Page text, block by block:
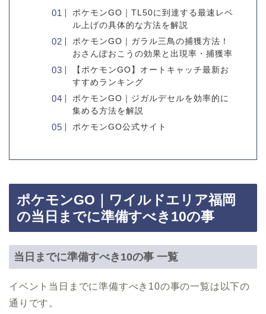
ポケモンGO｜TL50に到達する最速レベ
ル上げの具体的な方法を解説
ポケモンGO｜ガラル三鳥の捕獲方法！
おさんぽおこうの効果と出現率・捕獲率
【ポケモンGO】オートキャッチ最新お
すすめランキング
ポケモンGO｜ジガルデセルを効率的に
集める方法を解説
ポケモンGO公式サイト
ポケモンGO｜ワイルドエリア福岡
の当日までに準備すべき10の事
当日までに準備すべき10の事 一覧
イベント当日までに準備すべき10の事の一覧は以下の
通りです。